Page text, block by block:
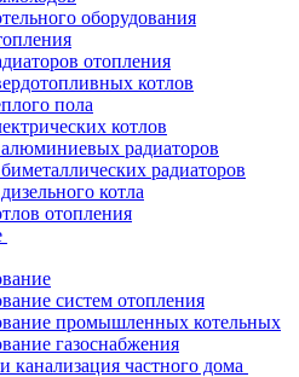
оборудования
отопления
котлов
пола
котлов
алюминиевых радиаторов
радиаторов
котла
отопления
систем отопления
промышленных котельных
газоснабжения
канализация частного дома